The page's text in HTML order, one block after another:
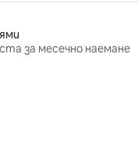
за месечно наемане